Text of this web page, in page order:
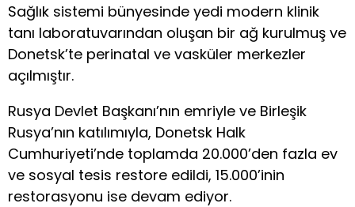
Sağlık sistemi bünyesinde yedi modern klinik
tanı laboratuvarından oluşan bir ağ kurulmuş ve
Donetsk’te perinatal ve vasküler merkezler
açılmıştır.
Rusya Devlet Başkanı’nın emriyle ve Birleşik
Rusya’nın katılımıyla, Donetsk Halk
Cumhuriyeti’nde toplamda 20.000’den fazla ev
ve sosyal tesis restore edildi, 15.000’inin
restorasyonu ise devam ediyor.